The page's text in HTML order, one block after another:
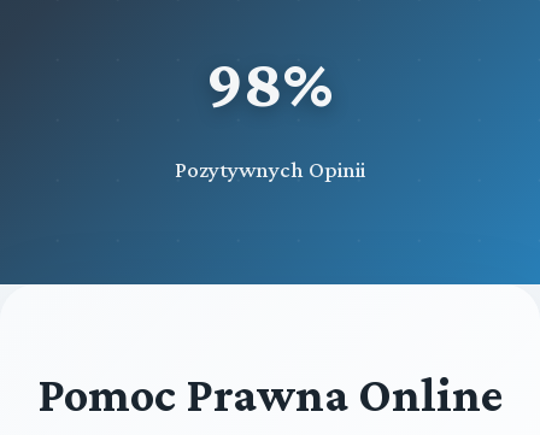
98%
Pozytywnych Opinii
Pomoc Prawna Online